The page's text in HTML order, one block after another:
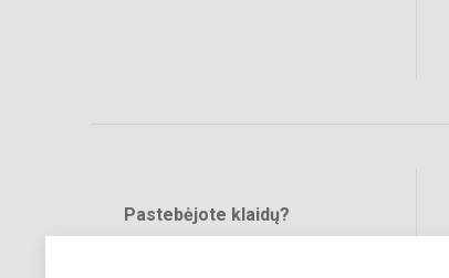
Pastebėjote klaidų?